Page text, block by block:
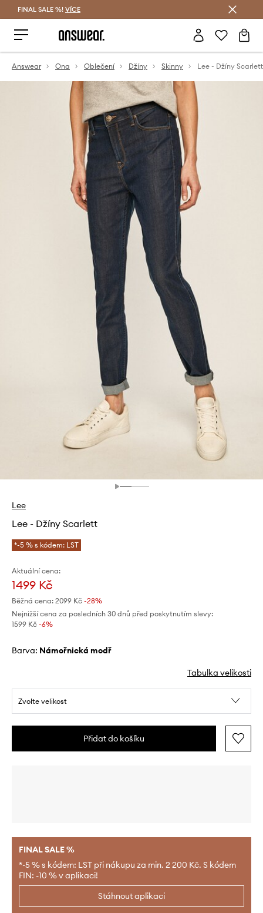
FINAL SALE %! VÍCE
Answear Ona Oblečení Džíny Skinny Lee - Džíny Scarlett
Lee
Lee - Džíny Scarlett
*-5 % s kódem: LST
Aktuální cena:
1499 Kč
Běžná cena: 2099 Kč -28%
Nejnižší cena za posledních 30 dnů před poskytnutím slevy:
1599 Kč -6%
Barva: námořnická modř
Tabulka velikosti
Zvolte velikost
Přidat do košíku
FINAL SALE %
*-5 % s kódem: LST při nákupu za min. 2 200 Kč. S kódem
FIN: -10 % v aplikaci!
Stáhnout aplikaci